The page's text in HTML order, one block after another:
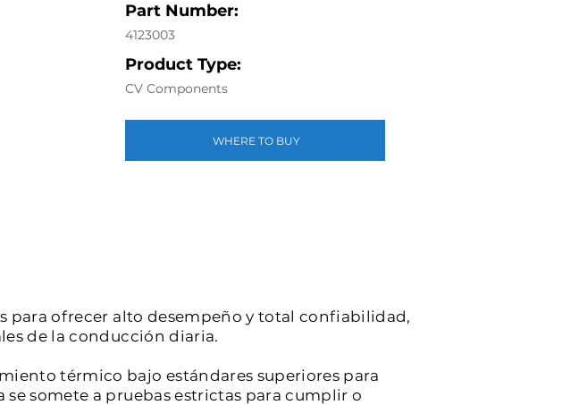
Part Number:
4123003
Product Type:
CV Components
WHERE TO BUY
para ofrecer alto desempeño y total confiabilidad,
de la conducción diaria.
térmico bajo estándares superiores para
somete a pruebas estrictas para cumplir o